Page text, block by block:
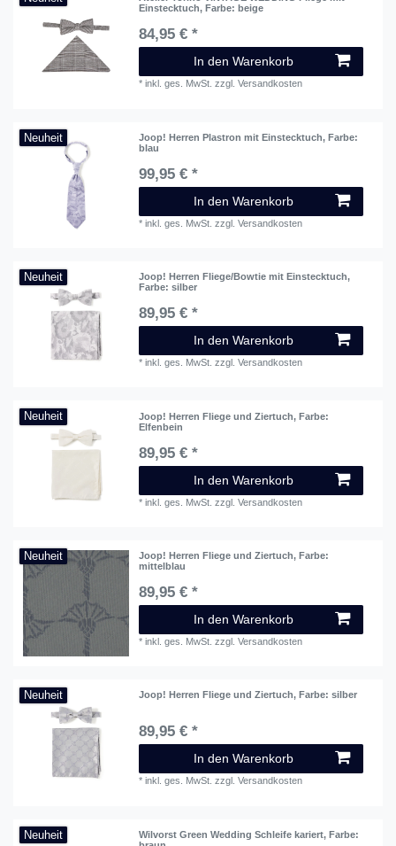
Einstecktuch, Farbe: beige
84,95 € *
In den Warenkorb
*inkl. ges. MwSt. zzgl.Versandkosten
Neuheit Joop! Herren Plastron mit Einstecktuch, Farbe:
blau
99,95 € *
In den Warenkorb
*inkl. ges. MwSt. zzgl.Versandkosten
Neuheit Joop! Herren Fliege/Bowtie mit Einstecktuch,
Farbe: silber
89,95 € *
In den Warenkorb
*inkl. ges. MwSt. zzgl.Versandkosten
Neuheit Joop! Herren Fliege und Ziertuch, Farbe:
Elfenbein
89,95 € *
In den Warenkorb
*inkl. ges. MwSt. zzgl.Versandkosten
Neuheit Joop! Herren Fliege und Ziertuch, Farbe:
mittelblau
89,95 € *
In den Warenkorb
*inkl. ges. MwSt. zzgl.Versandkosten
Neuheit Joop! Herren Fliege und Ziertuch, Farbe: silber
89,95 € *
In den Warenkorb
*inkl. ges. MwSt. zzgl.Versandkosten
Neuheit Wilvorst Green Wedding Schleife kariert, Farbe: